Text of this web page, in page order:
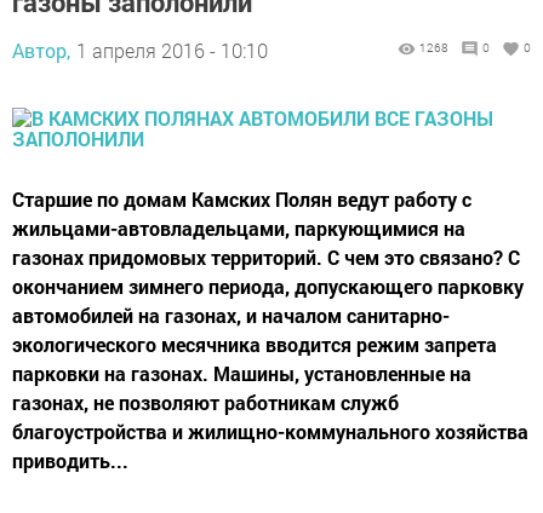
Автор, 1 апреля 2016 - 10:10 1268 0 0
Старшие по домам Камских Полян ведут работу с
жильцами-автовладельцами, паркующимися на
газонах придомовых территорий. С чем это связано? С
окончанием зимнего периода, допускающего парковку
автомобилей на газонах, и началом санитарно-
экологического месячника вводится режим запрета
парковки на газонах. Машины, установленные на
газонах, не позволяют работникам служб
благоустройства и жилищно-коммунального хозяйства
приводить...